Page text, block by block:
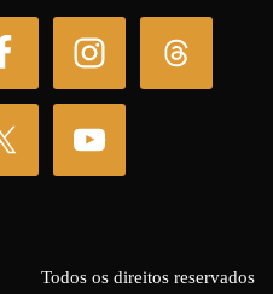
Todos os direitos reservados